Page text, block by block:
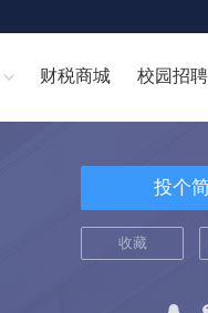
财税商城 校园招聘
投个
收藏